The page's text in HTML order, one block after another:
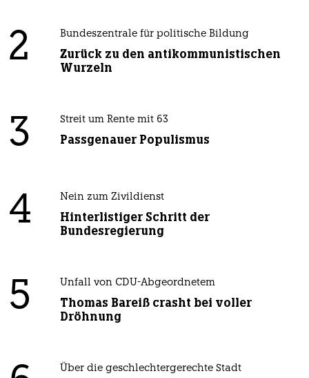
2 Bundeszentrale für politische Bildung
Zurück zu den antikommunistischen
Wurzeln
3 Streit um Rente mit 63
Passgenauer Populismus
4 Nein zum Zivildienst
Hinterlistiger Schritt der
Bundesregierung
5 Unfall von CDU-Abgeordnetem
Thomas Bareiß crasht bei voller
Dröhnung
Über die geschlechtergerechte Stadt